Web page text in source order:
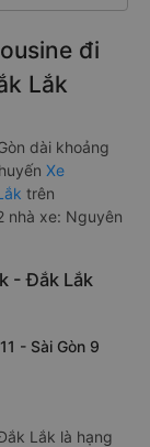
đi
Lắk
dài khoảng
Xe
trên
nhà xe: Nguyên
- Đắk Lắk
- Sài Gòn 9
Lắk là hạng